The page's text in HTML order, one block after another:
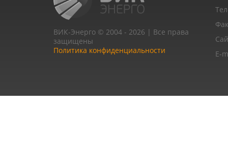
ВИК-Энерго © 2004 - 2026 | Все права
защищены
Политика конфиденциальности
E-